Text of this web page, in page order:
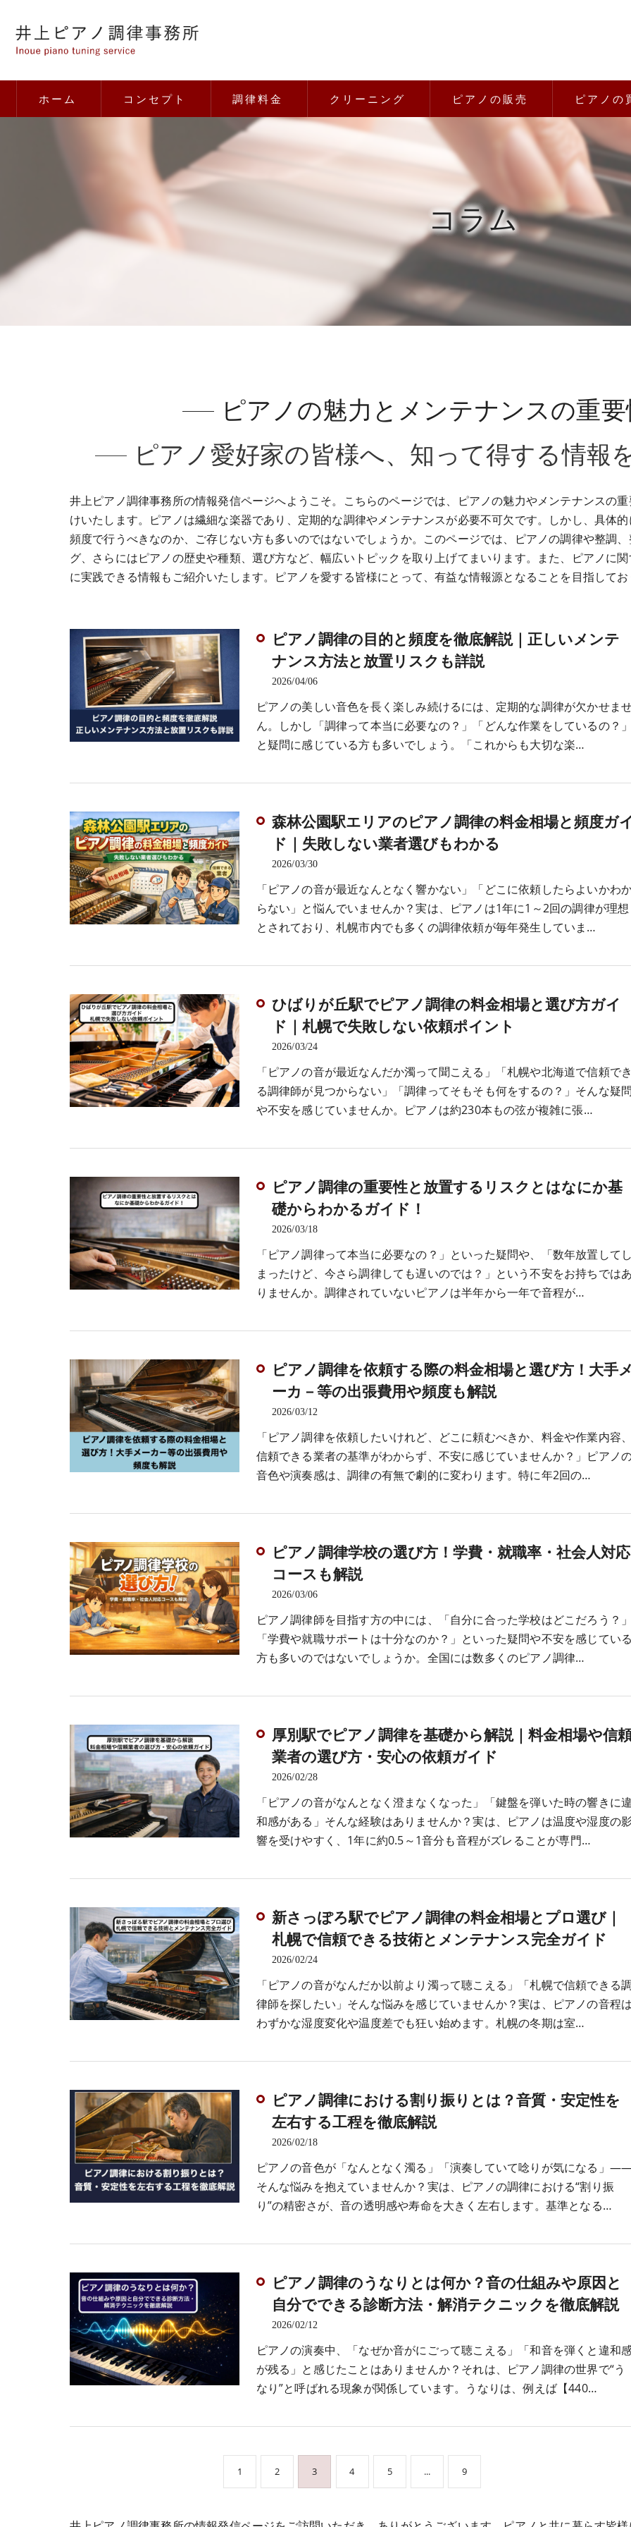
ホーム コンセプト 調律料金 クリーニング ピアノの販売 ピアノの
コラム
ピアノの魅力とメンテナンスの重
ピアノ愛好家の皆様へ、知って得する情報
井上ピアノ調律事務所の情報発信ページへようこそ。​こちらのページでは、ピアノの魅力やメンテナンスの
けいたします。​ピアノは繊細な楽器であり、定期的な調律やメンテナンスが必要不可欠です。​しかし、具体
頻度で行うべきなのか、ご存じない方も多いのではないでしょうか。​このページでは、ピアノの調律や整調
グ、さらにはピアノの歴史や種類、選び方など、幅広いトピックを取り上げてまいります。​また、ピアノに
に実践できる情報もご紹介いたします。​ピアノを愛する皆様にとって、有益な情報源となることを目指して
ピアノ調律の目的と頻度を徹底解説｜正しいメンテ
ナンス方法と放置リスクも詳説
2026/04/06
ピアノの美しい音色を長く楽しみ続けるには、定期的な調律が欠かせま
ん。しかし「調律って本当に必要なの？」「どんな作業をしているの？」
と疑問に感じている方も多いでしょう。「これからも大切な楽…
森林公園駅エリアのピアノ調律の料金相場と頻度ガ
ド｜失敗しない業者選びもわかる
2026/03/30
「ピアノの音が最近なんとなく響かない」「どこに依頼したらよいかわ
らない」と悩んでいませんか？実は、ピアノは1年に1～2回の調律が理想
とされており、札幌市内でも多くの調律依頼が毎年発生していま…
ひばりが丘駅でピアノ調律の料金相場と選び方ガイ
ド｜札幌で失敗しない依頼ポイント
2026/03/24
「ピアノの音が最近なんだか濁って聞こえる」「札幌や北海道で信頼でき
る調律師が見つからない」「調律ってそもそも何をするの？」そんな疑問
や不安を感じていませんか。ピアノは約230本もの弦が複雑に張…
ピアノ調律の重要性と放置するリスクとはなにか基
礎からわかるガイド！
2026/03/18
「ピアノ調律って本当に必要なの？」といった疑問や、「数年放置してし
まったけど、今さら調律しても遅いのでは？」という不安をお持ちではあ
りませんか。調律されていないピアノは半年から一年で音程が…
ピアノ調律を依頼する際の料金相場と選び方！大手メ
ーカ－等の出張費用や頻度も解説
2026/03/12
「ピアノ調律を依頼したいけれど、どこに頼むべきか、料金や作業内容、
信頼できる業者の基準がわからず、不安に感じていませんか？」ピアノ
音色や演奏感は、調律の有無で劇的に変わります。特に年2回の…
ピアノ調律学校の選び方！学費・就職率・社会人対応
コースも解説
2026/03/06
ピアノ調律師を目指す方の中には、「自分に合った学校はどこだろう？」
「学費や就職サポートは十分なのか？」といった疑問や不安を感じている
方も多いのではないでしょうか。全国には数多くのピアノ調律…
厚別駅でピアノ調律を基礎から解説｜料金相場や信
業者の選び方・安心の依頼ガイド
2026/02/28
「ピアノの音がなんとなく澄まなくなった」「鍵盤を弾いた時の響きに違
和感がある」そんな経験はありませんか？実は、ピアノは温度や湿度の
響を受けやすく、1年に約0.5～1音分も音程がズレることが専門…
新さっぽろ駅でピアノ調律の料金相場とプロ選び｜
札幌で信頼できる技術とメンテナンス完全ガイド
2026/02/24
「ピアノの音がなんだか以前より濁って聴こえる」「札幌で信頼できる調
律師を探したい」そんな悩みを感じていませんか？実は、ピアノの音程は
わずかな湿度変化や温度差でも狂い始めます。札幌の冬期は室…
ピアノ調律における割り振りとは？音質・安定性を
左右する工程を徹底解説
2026/02/18
ピアノの音色が「なんとなく濁る」「演奏していて唸りが気になる」
そんな悩みを抱えていませんか？実は、ピアノの調律における“割り振
り”の精密さが、音の透明感や寿命を大きく左右します。基準となる…
ピアノ調律のうなりとは何か？音の仕組みや原因と
自分でできる診断方法・解消テクニックを徹底解説
2026/02/12
ピアノの演奏中、「なぜか音がにごって聴こえる」「和音を弾くと違和
が残る」と感じたことはありませんか？それは、ピアノ調律の世界で“う
なり”と呼ばれる現象が関係しています。うなりは、例えば【440…
1 2 3 4 5 ... 9